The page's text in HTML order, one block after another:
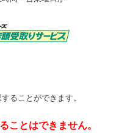
ることができます。
ことはできません。